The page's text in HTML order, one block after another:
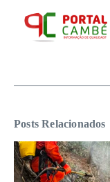
Posts Relacionados